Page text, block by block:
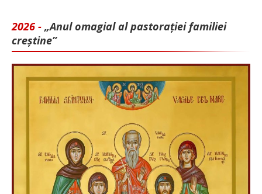
2026 - „Anul omagial al pastorației familiei
creștine”